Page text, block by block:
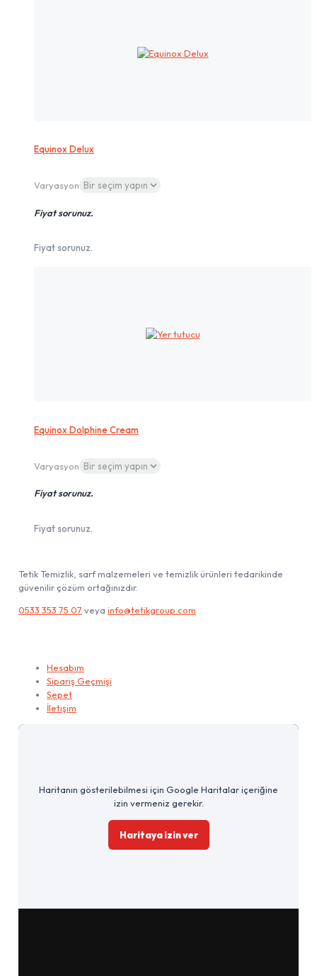
Equinox Delux
Varyasyon
Fiyat sorunuz.
Fiyat sorunuz.
Equinox Dolphine Cream
Varyasyon
Fiyat sorunuz.
Fiyat sorunuz.
Tetik Temizlik, sarf malzemeleri ve temizlik ürünleri tedarikinde
güvenilir çözüm ortağınızdır.
0533 353 75 07 veya info@tetikgroup.com
Hesabım
Sipariş Geçmişi
Sepet
İletişim
Haritanın gösterilebilmesi için Google Haritalar içeriğine
izin vermeniz gerekir.
Haritaya izin ver